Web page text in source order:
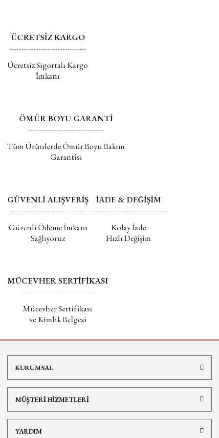
ÜCRETSİZ KARGO
Ücretsiz Sigortalı Kargo
İmkanı
ÖMÜR BOYU GARANTİ
Tüm Ürünlerde Ömür Boyu Bakım
Garantisi
GÜVENLİ ALIŞVERİŞ
Güvenli Ödeme İmkanı
Sağlıyoruz
İADE & DEĞİŞİM
Kolay İade
Hızlı Değişim
MÜCEVHER SERTİFİKASI
Mücevher Sertifikası
ve Kimlik Belgesi
KURUMSAL
MÜŞTERİ HİZMETLERİ
YARDIM